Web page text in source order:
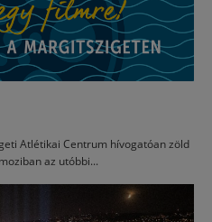
Atlétikai Centrum hívogatóan zöld
az utóbbi...